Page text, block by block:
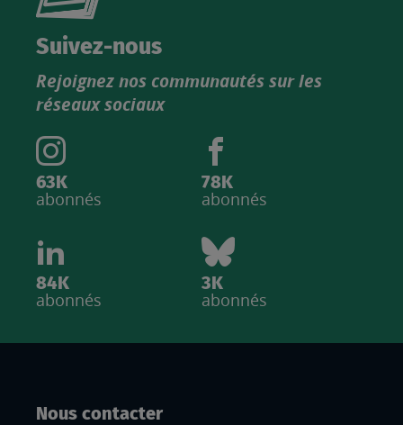
catalogue
IGN
Suivez-nous
Rejoignez nos communautés sur les
réseaux sociaux
63K
abonnés
78K
abonnés
84K
abonnés
3K
abonnés
Nous contacter